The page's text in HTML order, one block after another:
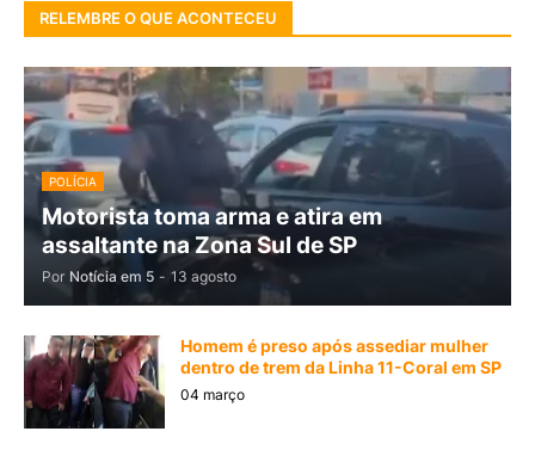
RELEMBRE O QUE ACONTECEU
POLÍCIA
Motorista toma arma e atira em
assaltante na Zona Sul de SP
Por Notícia em 5 - 13 agosto
Homem é preso após assediar mulher
dentro de trem da Linha 11-Coral em SP
04 março